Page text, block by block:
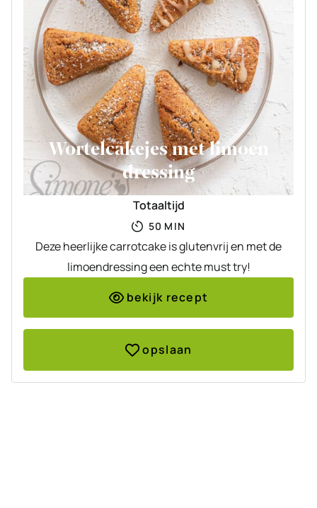
Wortelcakejes met limoen
dressing
Totaaltijd
50 MINUTEN
MIN
Deze heerlijke carrotcake is glutenvrij en met de
limoendressing een echte must try!
bekijk recept
opslaan